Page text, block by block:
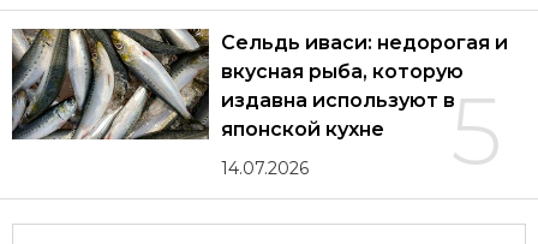
5
Сельдь иваси: недорогая и
вкусная рыба, которую
издавна используют в
японской кухне
14.07.2026